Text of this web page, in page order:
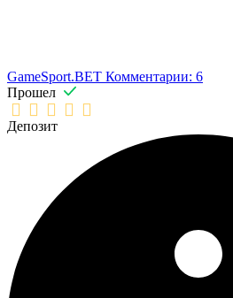
GameSport.BET Комментарии: 6
Прошел
Депозит